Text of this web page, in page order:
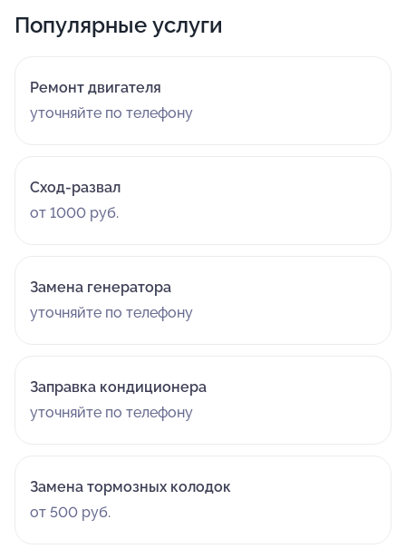
Популярные услуги
Ремонт двигателя
уточняйте по телефону
Сход-развал
от 1000 руб.
Замена генератора
уточняйте по телефону
Заправка кондиционера
уточняйте по телефону
Замена тормозных колодок
от 500 руб.